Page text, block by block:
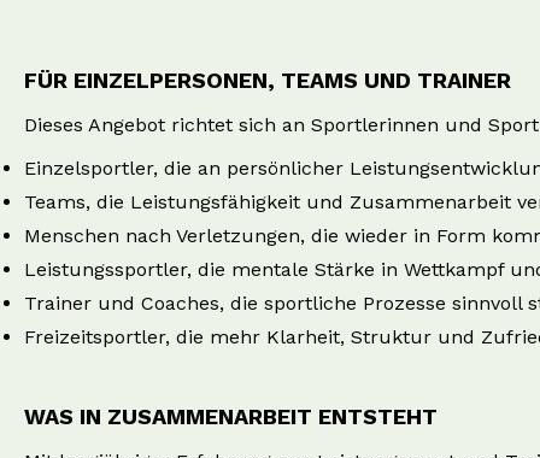
FÜR EINZELPERSONEN, TEAMS UND TRAINER
Dieses Angebot richtet sich an Sportlerinnen und
Einzelsportler, die an persönlicher
Teams, die Leistungsfähigkeit und Zusammenarbeit
Menschen nach Verletzungen, die wieder in Form
Leistungssportler, die mentale Stärke in Wettkampf
Trainer und Coaches, die sportliche Prozesse sinnvoll
Freizeitsportler, die mehr Klarheit, Struktur und
WAS IN ZUSAMMENARBEIT ENTSTEHT